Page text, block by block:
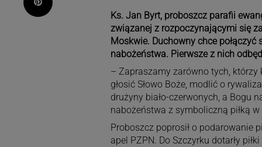
Ks. Jan Byrt, proboszcz parafii
związanej z rozpoczynającymi się
Moskwie. Duchowny chce
nabożeństwa. Pierwsze z nich
– Zapraszamy zarówno tych, którzy
głosić Słowo Boże, modlić o
drużyny biało-czerwonych, a Bogu
nabożeństwa z symboliczną piłką
Proboszcz poprosił o podarowanie
apel PZPN. Do Szczyrku dotarły